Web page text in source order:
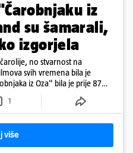
iz
su šamarali,
izgorjela
no stvarnost na
svih vremena bila je
iz Oza" bila je prije 87
1
više